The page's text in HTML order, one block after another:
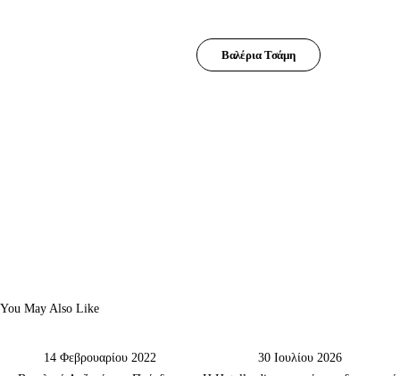
Βαλέρια Τσάµη
You May Also Like
14 Φεβρουαρίου 2022
30 Ιουλίου 2026